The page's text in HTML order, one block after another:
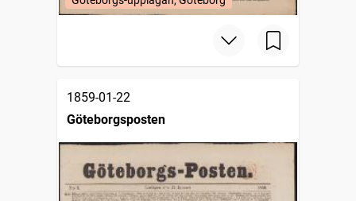
1859-01-22
Göteborgsposten